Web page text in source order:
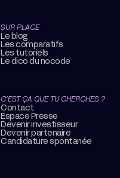
SUR PLACE
Le blog
Les comparatifs
Les tutoriels
Le dico du nocode
C’EST ÇA QUE TU CHERCHES ?
Contact
Espace Presse
Devenir investisseur
Devenir partenaire
Candidature spontanée